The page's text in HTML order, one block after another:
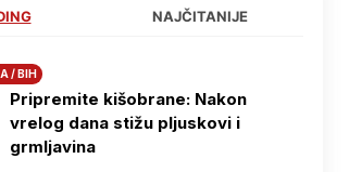
NAJČITANIJE
/ BIH
Pripremite kišobrane: Nakon
vrelog dana stižu pljuskovi i
grmljavina